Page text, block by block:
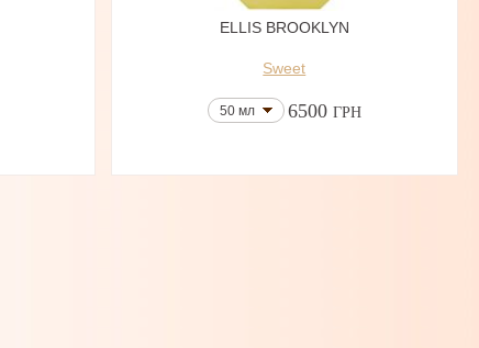
ELLIS BROOKLYN
Sweet
50 мл 6500 ГРН